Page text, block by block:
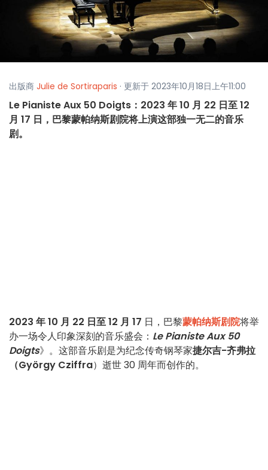
出版商 Julie de Sortiraparis · 更新于 2023年10月18日上午11:00
Le Pianiste Aux 50 Doigts：2023 年 10 月 22 日至 12
月 17 日，巴黎蒙帕纳斯剧院将上演这部独一无二的音乐
剧。
2023 年 10 月 22 日至 12 月 17 日，巴黎蒙帕纳斯剧院将举
办一场令人印象深刻的音乐盛会： Le Pianiste Aux 50
Doigts》。这部音乐剧是为纪念传奇钢琴家捷尔吉-齐弗拉
（György Cziffra）逝世 30 周年而创作的。